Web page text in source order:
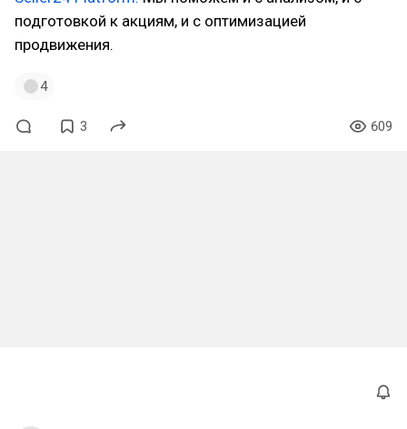
подготовкой к акциям, и с оптимизацией
продвижения.
4
3 609